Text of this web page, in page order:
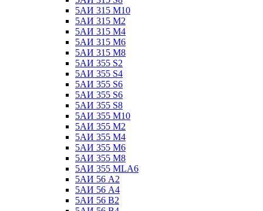
5АИ 315 М10
5АИ 315 М2
5АИ 315 М4
5АИ 315 М6
5АИ 315 М8
5АИ 355 S2
5АИ 355 S4
5АИ 355 S6
5АИ 355 S6
5АИ 355 S8
5АИ 355 М10
5АИ 355 М2
5АИ 355 М4
5АИ 355 М6
5АИ 355 М8
5АИ 355 МLА6
5АИ 56 А2
5АИ 56 А4
5АИ 56 В2